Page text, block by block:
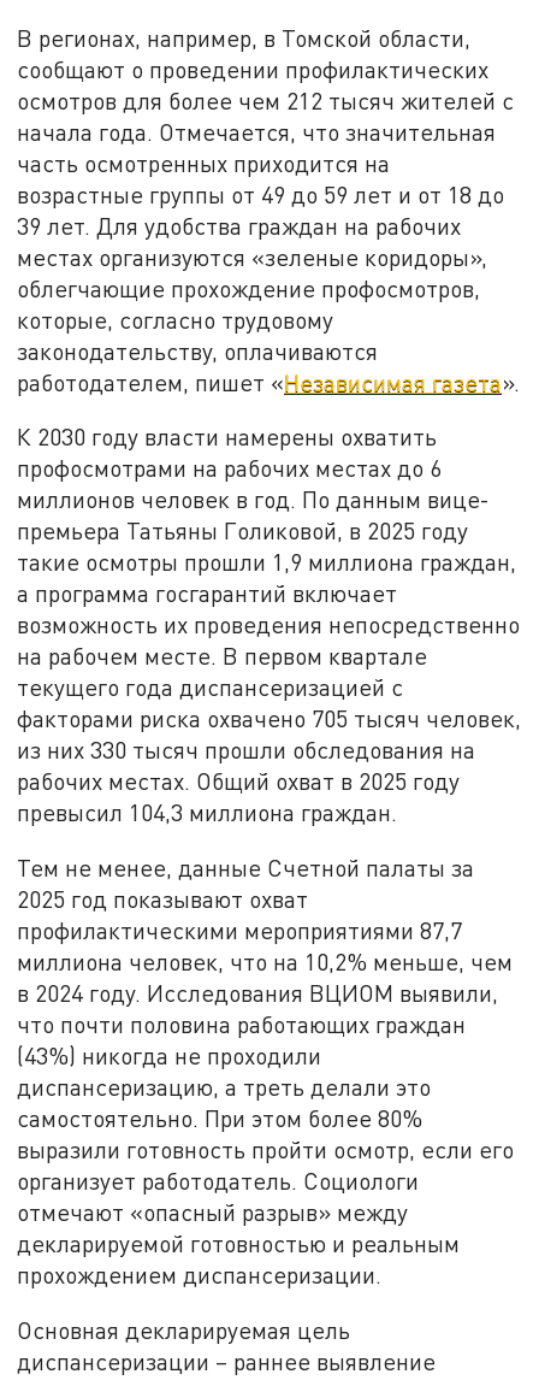
В регионах, например, в Томской области,
сообщают о проведении профилактических
осмотров для более чем 212 тысяч жителей с
начала года. Отмечается, что значительная
часть осмотренных приходится на
возрастные группы от 49 до 59 лет и от 18 до
39 лет. Для удобства граждан на рабочих
местах организуются «зеленые коридоры»,
облегчающие прохождение профосмотров,
которые, согласно трудовому
законодательству, оплачиваются
работодателем, пишет «Независимая газета».
К 2030 году власти намерены охватить
профосмотрами на рабочих местах до 6
миллионов человек в год. По данным вице-
премьера Татьяны Голиковой, в 2025 году
такие осмотры прошли 1,9 миллиона граждан,
а программа госгарантий включает
возможность их проведения непосредственно
на рабочем месте. В первом квартале
текущего года диспансеризацией с
факторами риска охвачено 705 тысяч человек,
из них 330 тысяч прошли обследования на
рабочих местах. Общий охват в 2025 году
превысил 104,3 миллиона граждан.
Тем не менее, данные Счетной палаты за
2025 год показывают охват
профилактическими мероприятиями 87,7
миллиона человек, что на 10,2% меньше, чем
в 2024 году. Исследования ВЦИОМ выявили,
что почти половина работающих граждан
(43%) никогда не проходили
диспансеризацию, а треть делали это
самостоятельно. При этом более 80%
выразили готовность пройти осмотр, если его
организует работодатель. Социологи
отмечают «опасный разрыв» между
декларируемой готовностью и реальным
прохождением диспансеризации.
Основная декларируемая цель
диспансеризации – раннее выявление